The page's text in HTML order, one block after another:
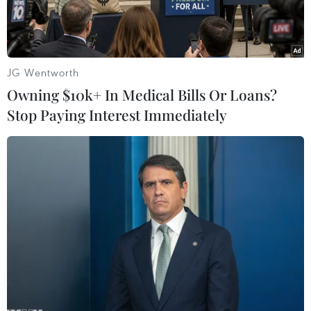
Quang cảnh một phiên họp Hội đồng Bảo an Liên hợp quốc ở
New York, Mỹ. (Ảnh: THX/TTXVN)
Theo phóng viên TTXVN tại Jakarta Ngoại
trưởng Indonesia, Retno Marsudi, thông báo
nước này đang ứng cử vào vị trí ủy viên không
JG Wentworth
Owning $10k+ In Medical Bills Or Loans?
Stop Paying Interest Immediately